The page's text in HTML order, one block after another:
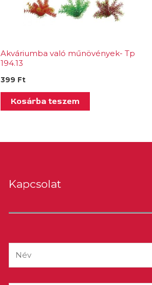
Akváriumba való műnövények- Tp
194.13
399 Ft
Kosárba teszem
Kapcsolat